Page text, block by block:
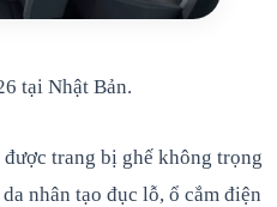
tại Nhật Bản.
trang bị ghế không trọng
nhân tạo đục lỗ, ổ cắm điện